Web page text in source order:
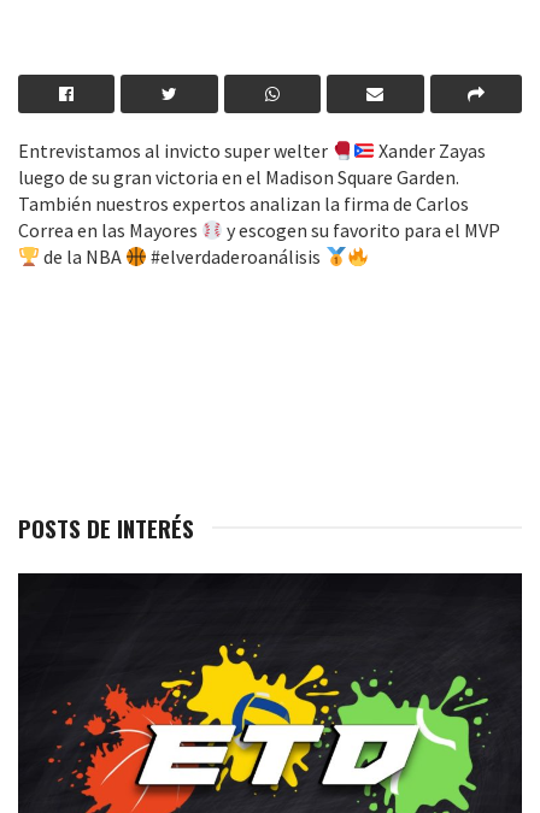
Entrevistamos al invicto super welter
Xander Zayas
luego de su gran victoria en el Madison Square Garden.
También nuestros expertos analizan la firma de Carlos
Correa en las Mayores
y escogen su favorito para el MVP
de la NBA
#elverdaderoanálisis
POSTS DE INTERÉS